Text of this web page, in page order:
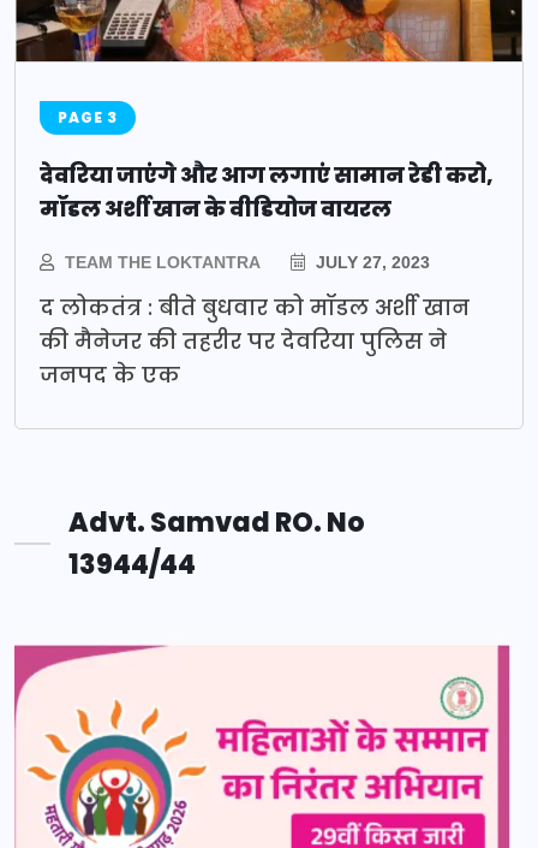
PAGE 3
देवरिया जाएंगे और आग लगाएं सामान रेडी करो,
मॉडल अर्शी खान के वीडियोज वायरल
TEAM THE LOKTANTRA JULY 27, 2023
द लोकतंत्र : बीते बुधवार को मॉडल अर्शी खान
की मैनेजर की तहरीर पर देवरिया पुलिस ने
जनपद के एक
Advt. Samvad RO. No
13944/44